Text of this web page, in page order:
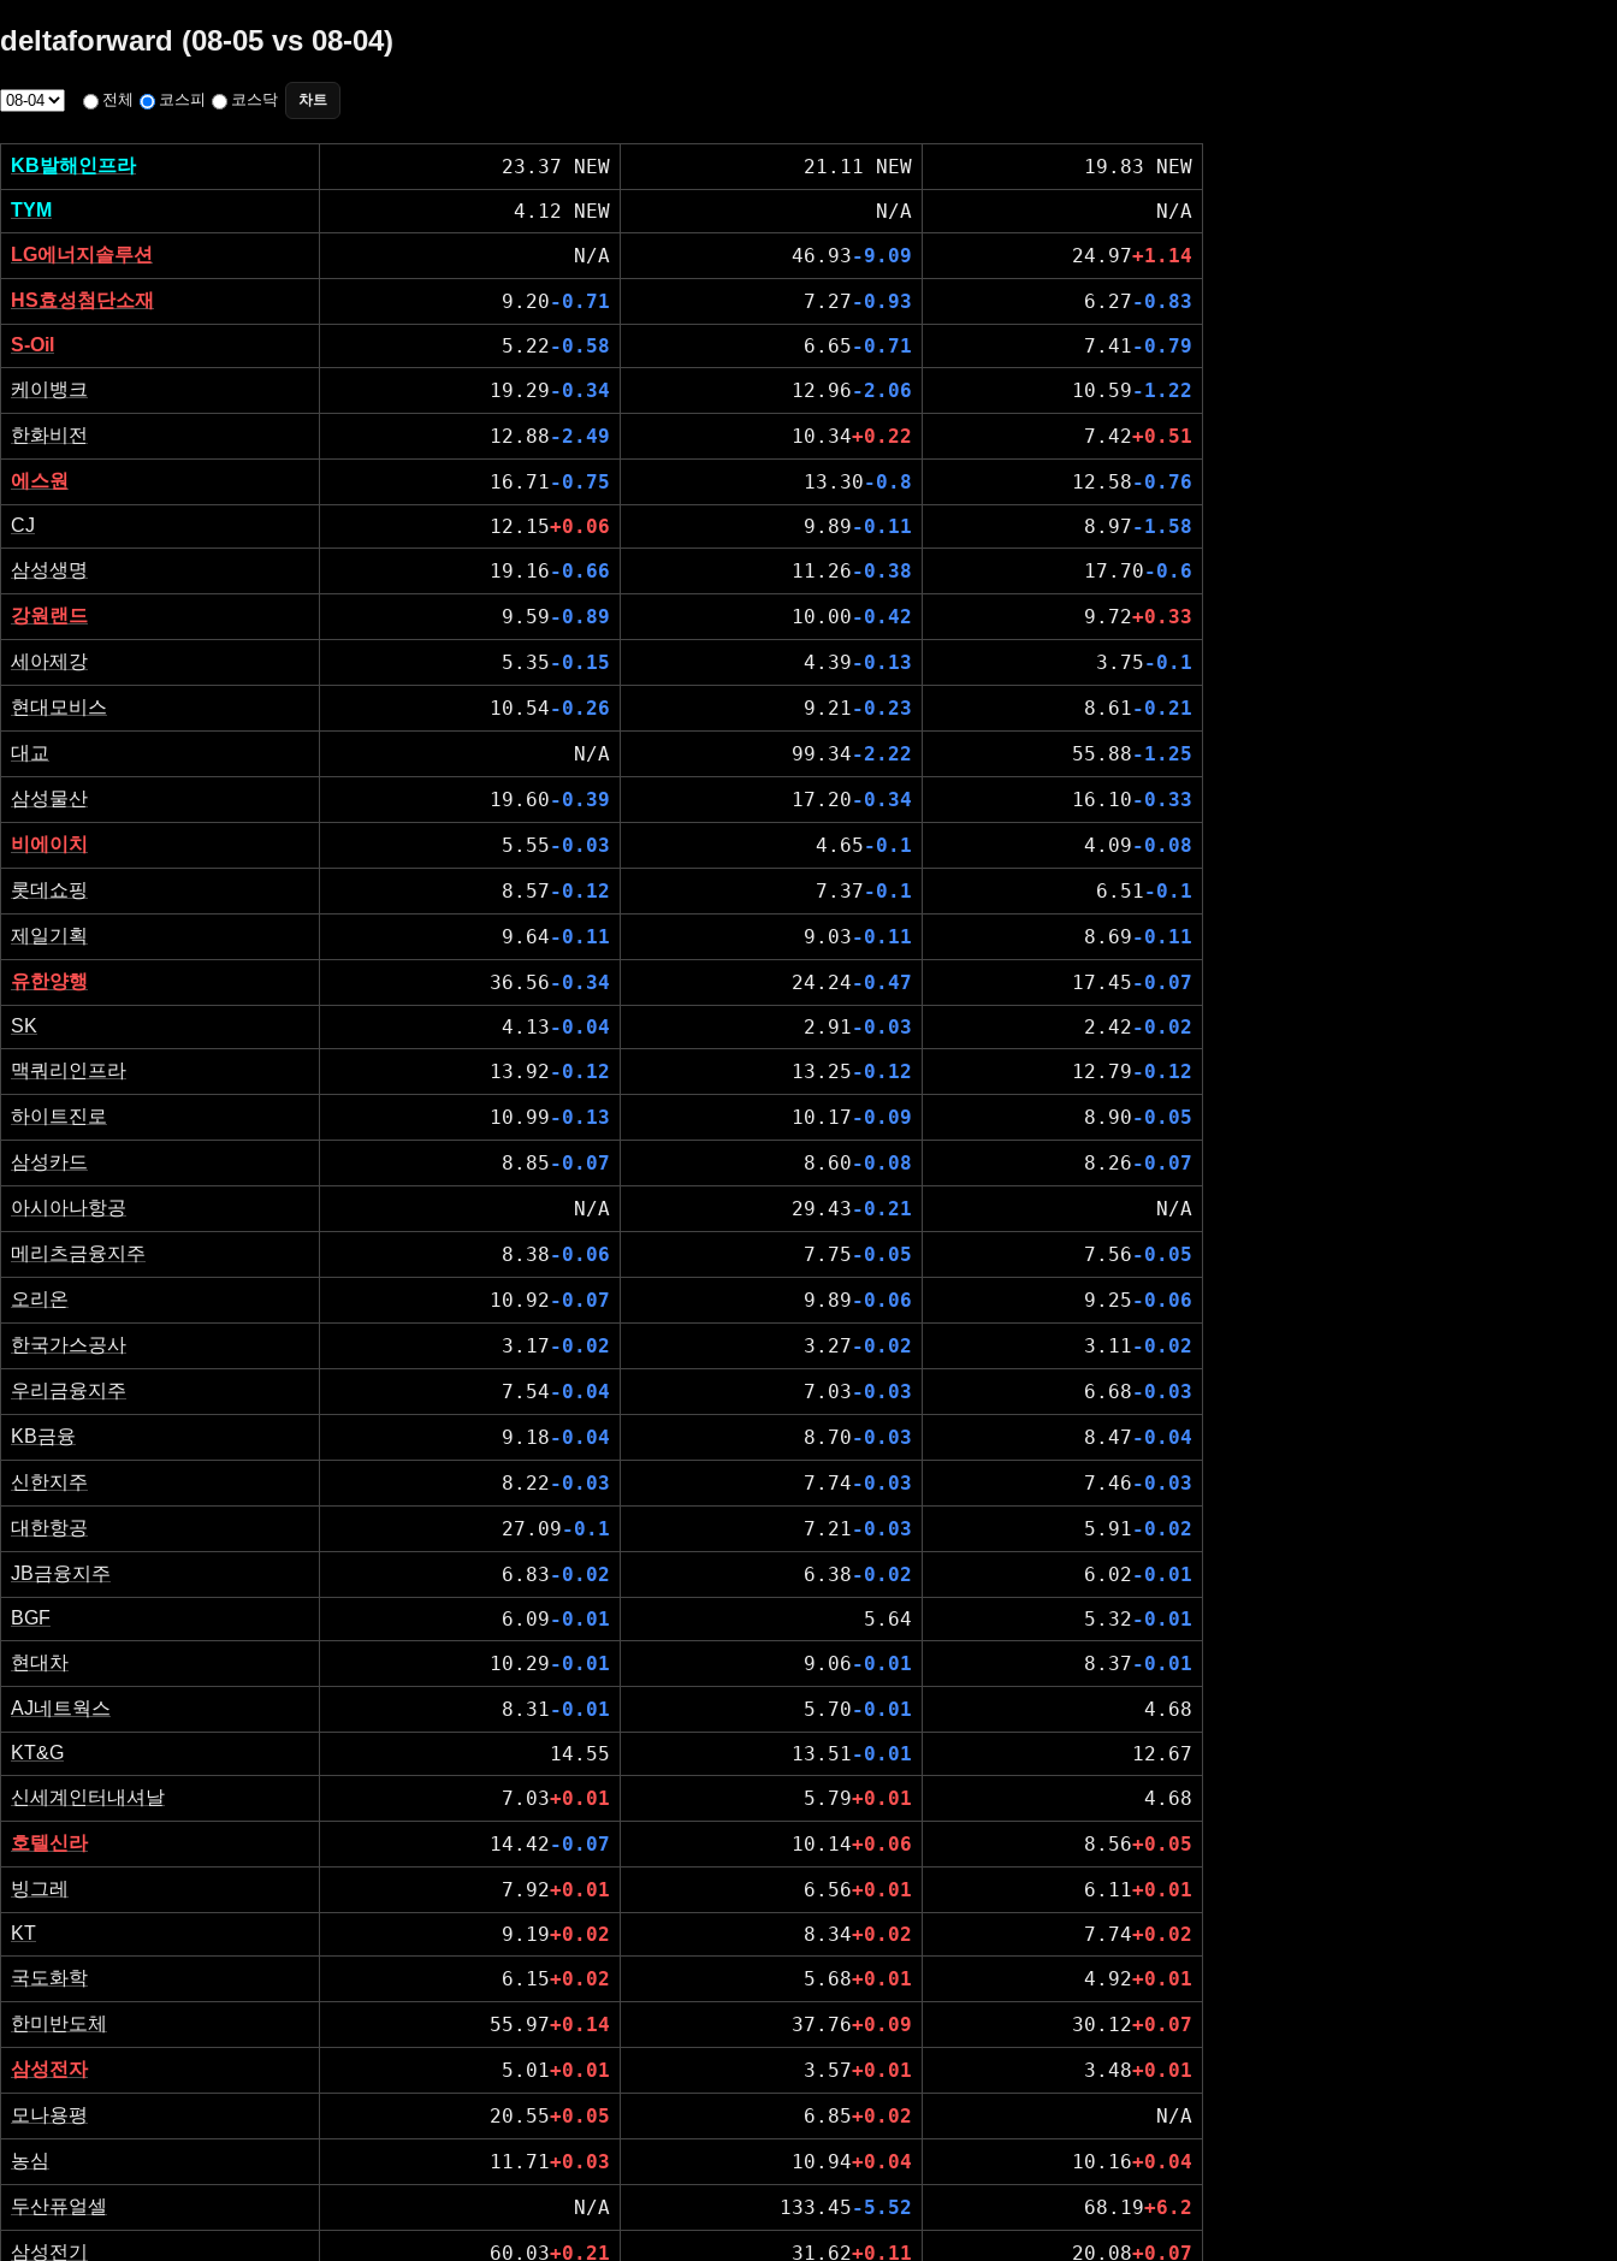
deltaforward (08-05 vs 08-04)
전체 코스피 코스닥 차트
KB발해인프라 23.37 NEW 21.11 NEW 19.83 NEW
TYM 4.12 NEW N/A N/A
LG에너지솔루션 N/A 46.93-9.09 24.97+1.14
HS효성첨단소재 9.20-0.71 7.27-0.93 6.27-0.83
S-Oil 5.22-0.58 6.65-0.71 7.41-0.79
케이뱅크 19.29-0.34 12.96-2.06 10.59-1.22
한화비전 12.88-2.49 10.34+0.22 7.42+0.51
에스원 16.71-0.75 13.30-0.8 12.58-0.76
CJ 12.15+0.06 9.89-0.11 8.97-1.58
삼성생명 19.16-0.66 11.26-0.38 17.70-0.6
강원랜드 9.59-0.89 10.00-0.42 9.72+0.33
세아제강 5.35-0.15 4.39-0.13 3.75-0.1
현대모비스 10.54-0.26 9.21-0.23 8.61-0.21
대교 N/A 99.34-2.22 55.88-1.25
삼성물산 19.60-0.39 17.20-0.34 16.10-0.33
비에이치 5.55-0.03 4.65-0.1 4.09-0.08
롯데쇼핑 8.57-0.12 7.37-0.1 6.51-0.1
제일기획 9.64-0.11 9.03-0.11 8.69-0.11
유한양행 36.56-0.34 24.24-0.47 17.45-0.07
SK 4.13-0.04 2.91-0.03 2.42-0.02
맥쿼리인프라 13.92-0.12 13.25-0.12 12.79-0.12
하이트진로 10.99-0.13 10.17-0.09 8.90-0.05
삼성카드 8.85-0.07 8.60-0.08 8.26-0.07
아시아나항공 N/A 29.43-0.21 N/A
메리츠금융지주 8.38-0.06 7.75-0.05 7.56-0.05
오리온 10.92-0.07 9.89-0.06 9.25-0.06
한국가스공사 3.17-0.02 3.27-0.02 3.11-0.02
우리금융지주 7.54-0.04 7.03-0.03 6.68-0.03
KB금융 9.18-0.04 8.70-0.03 8.47-0.04
신한지주 8.22-0.03 7.74-0.03 7.46-0.03
대한항공 27.09-0.1 7.21-0.03 5.91-0.02
JB금융지주 6.83-0.02 6.38-0.02 6.02-0.01
BGF 6.09-0.01 5.64 5.32-0.01
현대차 10.29-0.01 9.06-0.01 8.37-0.01
AJ네트웍스 8.31-0.01 5.70-0.01 4.68
KT&G 14.55 13.51-0.01 12.67
신세계인터내셔날 7.03+0.01 5.79+0.01 4.68
호텔신라 14.42-0.07 10.14+0.06 8.56+0.05
빙그레 7.92+0.01 6.56+0.01 6.11+0.01
KT 9.19+0.02 8.34+0.02 7.74+0.02
국도화학 6.15+0.02 5.68+0.01 4.92+0.01
한미반도체 55.97+0.14 37.76+0.09 30.12+0.07
삼성전자 5.01+0.01 3.57+0.01 3.48+0.01
모나용평 20.55+0.05 6.85+0.02 N/A
농심 11.71+0.03 10.94+0.04 10.16+0.04
두산퓨얼셀 N/A 133.45-5.52 68.19+6.2
삼성전기 60.03+0.21 31.62+0.11 20.08+0.07